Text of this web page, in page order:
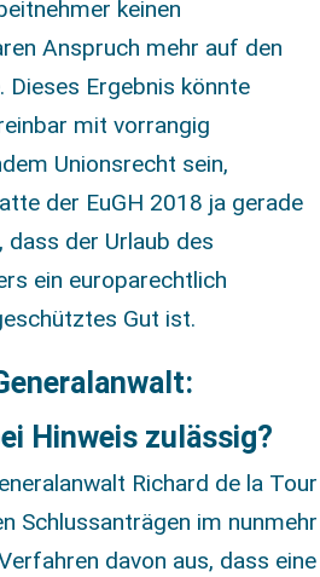
keinen
Anspruch mehr auf den
Dieses Ergebnis könnte
mit vorrangig
Unionsrecht sein,
der EuGH 2018 ja gerade
dass der Urlaub des
ein europarechtlich
Gut ist.
Hinweis zulässig?
Richard de la Tour
Schlussanträgen im nunmehr
davon aus, dass eine